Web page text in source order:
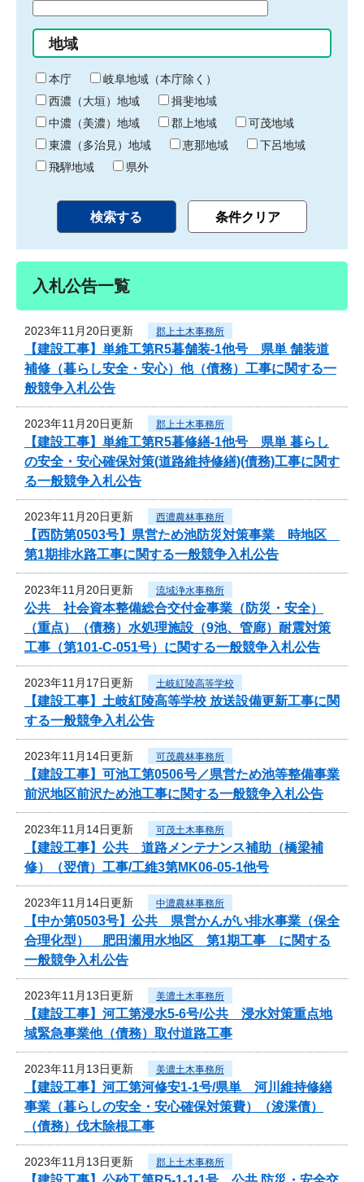
始
り
間
終
わ
り
地域
本庁
岐阜地域（本庁除く）
西濃（大垣）地域
揖斐地域
中濃（美濃）地域
郡上地域
可茂地域
東濃（多治見）地域
恵那地域
下呂地域
飛騨地域
県外
入札公告一覧
2023年11月20日更新 郡上土木事務所
【建設工事】単維工第R5暮舗装-1他号 県単 舗装道
補修（暮らし安全・安心）他（債務）工事に関する一
般競争入札公告
2023年11月20日更新 郡上土木事務所
【建設工事】単維工第R5暮修繕-1他号 県単 暮らし
の安全・安心確保対策(道路維持修繕)(債務)工事に関す
る一般競争入札公告
2023年11月20日更新 西濃農林事務所
【西防第0503号】県営ため池防災対策事業 時地区
第1期排水路工事に関する一般競争入札公告
2023年11月20日更新 流域浄水事務所
公共 社会資本整備総合交付金事業（防災・安全）
（重点）（債務）水処理施設（9池、管廊）耐震対策
工事（第101-C-051号）に関する一般競争入札公告
2023年11月17日更新 土岐紅陵高等学校
【建設工事】土岐紅陵高等学校 放送設備更新工事に関
する一般競争入札公告
2023年11月14日更新 可茂農林事務所
【建設工事】可池工第0506号／県営ため池等整備事業
前沢地区前沢ため池工事に関する一般競争入札公告
2023年11月14日更新 可茂土木事務所
【建設工事】公共 道路メンテナンス補助（橋梁補
修）（翌債）工事/工維3第MK06-05-1他号
2023年11月14日更新 中濃農林事務所
【中か第0503号】公共 県営かんがい排水事業（保全
合理化型） 肥田瀬用水地区 第1期工事 に関する
一般競争入札公告
2023年11月13日更新 美濃土木事務所
【建設工事】河工第浸水5-6号/公共 浸水対策重点地
域緊急事業他（債務）取付道路工事
2023年11月13日更新 美濃土木事務所
【建設工事】河工第河修安1-1号/県単 河川維持修繕
事業（暮らしの安全・安心確保対策費）（浚渫債）
（債務）伐木除根工事
2023年11月13日更新 郡上土木事務所